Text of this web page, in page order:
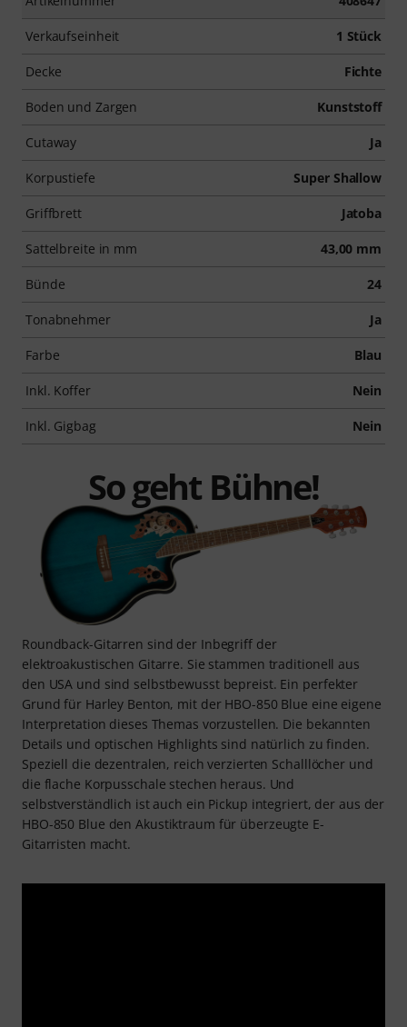
Verkaufseinheit 1 Stück
Decke Fichte
Boden und Zargen Kunststoff
Cutaway Ja
Korpustiefe Super Shallow
Griffbrett Jatoba
Sattelbreite in mm 43,00 mm
Bünde 24
Tonabnehmer Ja
Farbe Blau
Inkl. Koffer Nein
Inkl. Gigbag Nein
So geht Bühne!
Roundback-Gitarren sind der Inbegriff der
elektroakustischen Gitarre. Sie stammen traditionell aus
den USA und sind selbstbewusst bepreist. Ein perfekter
Grund für Harley Benton, mit der HBO-850 Blue eine eigene
Interpretation dieses Themas vorzustellen. Die bekannten
Details und optischen Highlights sind natürlich zu finden.
Speziell die dezentralen, reich verzierten Schalllöcher und
die flache Korpusschale stechen heraus. Und
selbstverständlich ist auch ein Pickup integriert, der aus der
HBO-850 Blue den Akustiktraum für überzeugte E-
Gitarristen macht.